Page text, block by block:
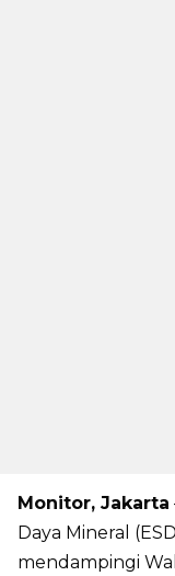
Monitor, Jakarta
Daya Mineral
mendampingi